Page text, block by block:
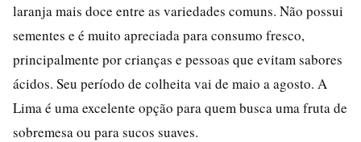
laranja mais doce entre as variedades comuns. Não possui
sementes e é muito apreciada para consumo fresco,
principalmente por crianças e pessoas que evitam sabores
ácidos. Seu período de colheita vai de maio a agosto. A
Lima é uma excelente opção para quem busca uma fruta de
sobremesa ou para sucos suaves.